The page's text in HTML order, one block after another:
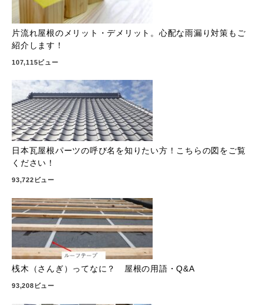
片流れ屋根のメリット・デメリット。心配な雨漏り対策もご
紹介します！
107,115ビュー
日本瓦屋根パーツの呼び名を知りたい方！こちらの図をご覧
ください！
93,722ビュー
桟木（さんぎ）ってなに？ 屋根の用語・Q&A
93,208ビュー